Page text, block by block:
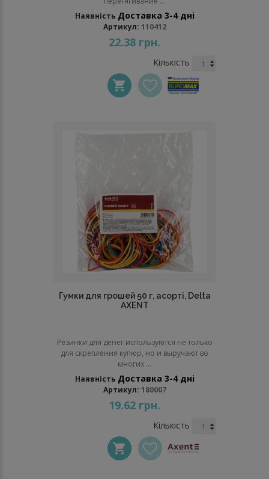
Наявність Доставка 3-4 дні
Артикул: 110412
22.38 грн.
Кількість
Гумки для грошей 50 г, асорті, Delta
AXENT
Резинки для денег используются не только
для скрепления купюр, но и выручают во
многих ...
Наявність Доставка 3-4 дні
Артикул: 180007
19.62 грн.
Кількість